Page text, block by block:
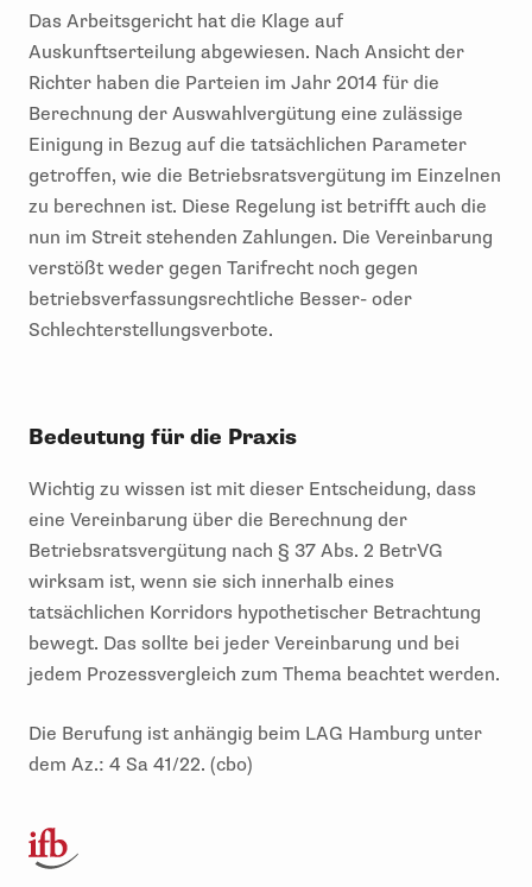
Das Arbeitsgericht hat die Klage auf
Auskunftserteilung abgewiesen. Nach Ansicht der
Richter haben die Parteien im Jahr 2014 für die
Berechnung der Auswahlvergütung eine zulässige
Einigung in Bezug auf die tatsächlichen Parameter
getroffen, wie die Betriebsratsvergütung im Einzelnen
zu berechnen ist. Diese Regelung ist betrifft auch die
nun im Streit stehenden Zahlungen. Die Vereinbarung
verstößt weder gegen Tarifrecht noch gegen
betriebsverfassungsrechtliche Besser- oder
Schlechterstellungsverbote.
Bedeutung für die Praxis
Wichtig zu wissen ist mit dieser Entscheidung, dass
eine Vereinbarung über die Berechnung der
Betriebsratsvergütung nach § 37 Abs. 2 BetrVG
wirksam ist, wenn sie sich innerhalb eines
tatsächlichen Korridors hypothetischer Betrachtung
bewegt. Das sollte bei jeder Vereinbarung und bei
jedem Prozessvergleich zum Thema beachtet werden.
Die Berufung ist anhängig beim LAG Hamburg unter
dem Az.: 4 Sa 41/22. (cbo)